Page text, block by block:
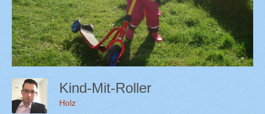
Kind-Mit-Roller
Holz